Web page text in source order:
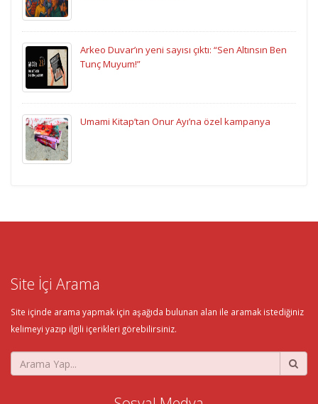
Arkeo Duvar’ın yeni sayısı çıktı: “Sen Altınsın Ben
Tunç Muyum!”
Umami Kitap’tan Onur Ayı’na özel kampanya
Site İçi Arama
Site içinde arama yapmak için aşağıda bulunan alan ile aramak istediğiniz
kelimeyi yazıp ilgili içerikleri görebilirsiniz.